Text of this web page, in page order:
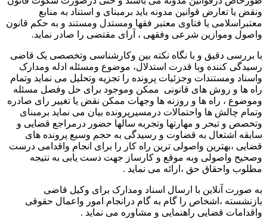
یا تعارض قوانین مدونه باید برمبنای و استناد به منابع
یا فتاوی معتبر فقها ومستدل ومستند و به حکم قانون
وموازین شرعی وفقهی ، آرای مقتضی را صادر نماید.
دقیق و با نگاه نکته بین وکارشناسی وتخصصی یک قاضی
کننده وبا قدرت استدلال، موضوع ومسئله ادله ومدارک
ومستندات وجزئیات پرونده را تجزیه وتحلیل می نماید وتمام
ها و روش های قانونی ممکن وموجود برای حل وفصل مسئله
، راه ها و روزنه ها وجهات ممکن نقض یا تغییر رای صادره
چالش ها واحتمالات درمسیرپرونده بیان می نماید برمبنای
و تبحر و مهارتها وتجربه سالها حضور درمراجع قضایی و
اشتعال به قضاوت و رسیدگی به حجم وسیع پرونده های
،بهترین واصولی ترین راه کار را برای انجام واقدامی درست
واصولی وبه موقع و کارساز جهت دست یابی به نتیجه
واحقاق حق ،ارائه می نماید .
آنلاین با ارسال اسناد ومدارک برای وکیل قاضی
،اشخاص را گام به گام درانجام امور واعمال حقوقی
قضایی راهنمایی و مشاوره می نماید .